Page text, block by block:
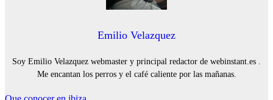
Emilio Velazquez
Soy Emilio Velazquez webmaster y principal redactor de webinstant.es .
Me encantan los perros y el café caliente por las mañanas.